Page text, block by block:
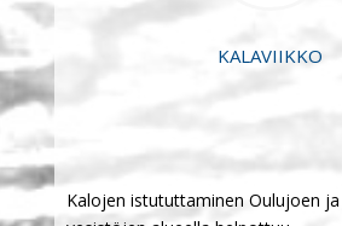
KALAVIIKKO
Kalojen istututtaminen Oulujoen